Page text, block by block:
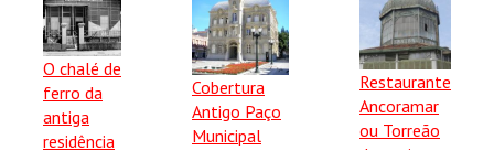
O chalé de
ferro da
antiga
residência
Cobertura
Antigo Paço
Municipal
Restaurante
Ancoramar
ou Torreão